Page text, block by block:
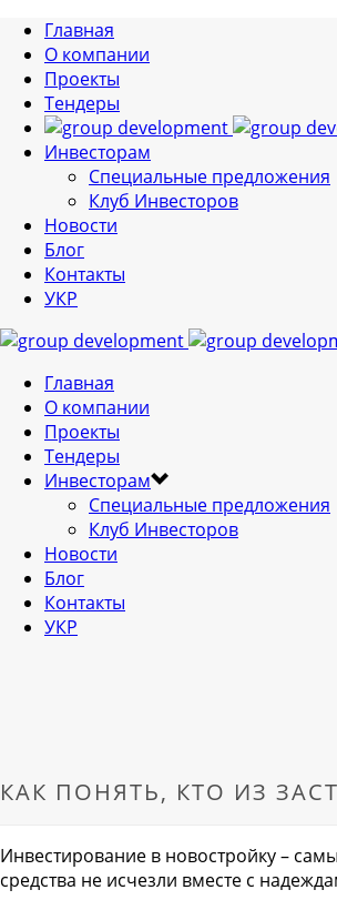
Главная
О компании
Проекты
Тендеры
Инвесторам
Специальные предложения
Клуб Инвесторов
Новости
Блог
Контакты
УКР
Главная
О компании
Проекты
Тендеры
Инвесторам
Специальные предложения
Клуб Инвесторов
Новости
Блог
Контакты
УКР
КАК ПОНЯТЬ, КТО ИЗ
Инвестирование в новостройку –
средства не исчезли вместе с